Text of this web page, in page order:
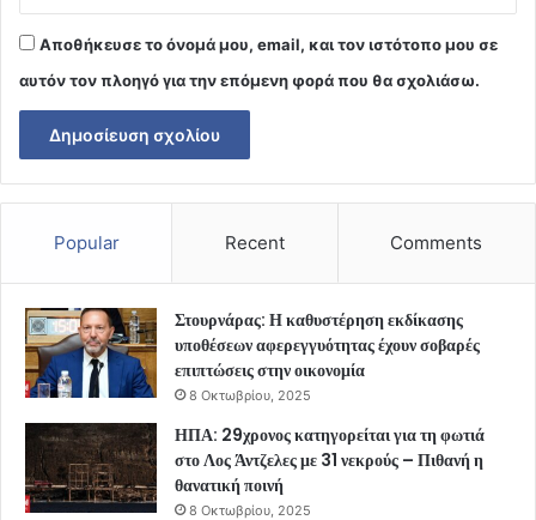
Αποθήκευσε το όνομά μου, email, και τον ιστότοπο μου σε
αυτόν τον πλοηγό για την επόμενη φορά που θα σχολιάσω.
Popular Recent Comments
Στουρνάρας: Η καθυστέρηση εκδίκασης
υποθέσεων αφερεγγυότητας έχουν σοβαρές
επιπτώσεις στην οικονομία
8 Οκτωβρίου, 2025
ΗΠΑ: 29χρονος κατηγορείται για τη φωτιά
στο Λος Άντζελες με 31 νεκρούς – Πιθανή η
θανατική ποινή
8 Οκτωβρίου, 2025